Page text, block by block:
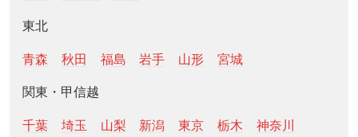
東北
青森 秋田 福島 岩手 山形 宮城
関東・甲信越
千葉 埼玉 山梨 新潟 東京 栃木
神奈川